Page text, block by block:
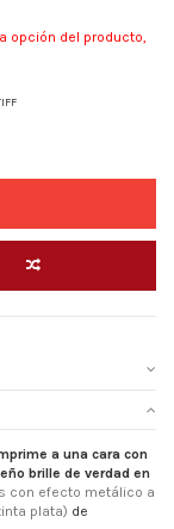
opción del producto,
a una cara con
brille de verdad en
con efecto metálico a
plata) de